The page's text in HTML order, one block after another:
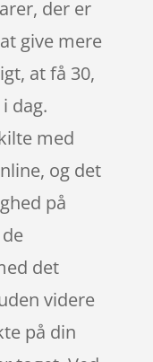
der er
give mere
at få 30,
dag.
med
og det
på
det
videre
på din